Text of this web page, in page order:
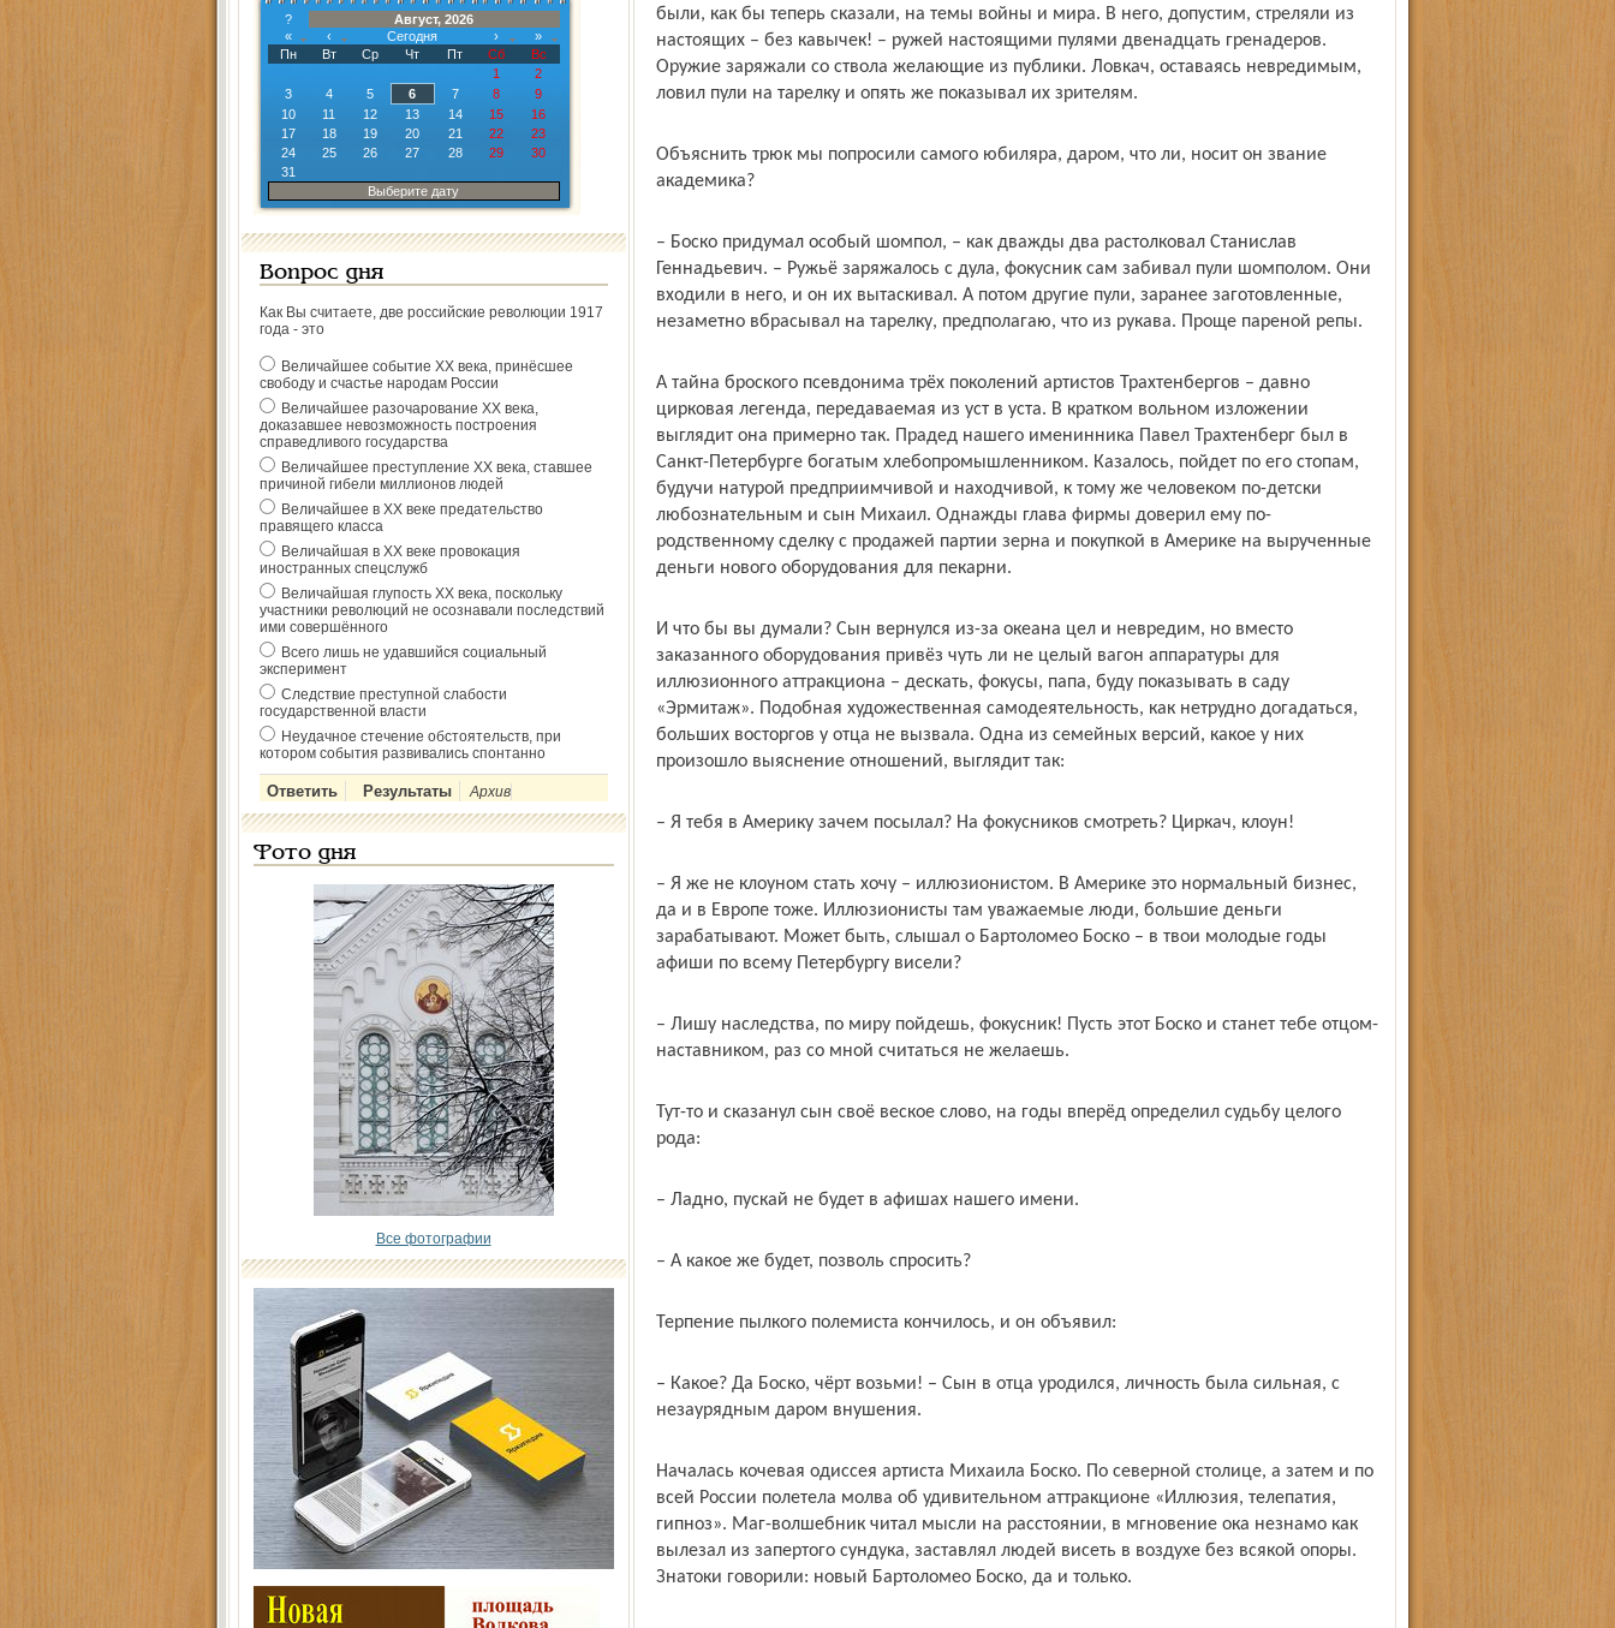
?
Август, 2026
«
‹ Сегодня ›
»
Пн
Вт Ср Чт Пт Сб
Вс
1
2
3
4 5 6 7 8
9
10
11 12 13 14 15
16
17
18 19 20 21 22
23
24
25 26 27 28 29
30
31
Выберите дату
Вопрос дня
Как Вы считаете, две российские революции 1917
года - это
Величайшее событие ХХ века, принёсшее
свободу и счастье народам России
Величайшее разочарование ХХ века,
доказавшее невозможность построения
справедливого государства
Величайшее преступление ХХ века, ставшее
причиной гибели миллионов людей
Величайшее в ХХ веке предательство
правящего класса
Величайшая в ХХ веке провокация
иностранных спецслужб
Величайшая глупость ХХ века, поскольку
участники революций не осознавали последствий
ими совершённого
Всего лишь не удавшийся социальный
эксперимент
Следствие преступной слабости
государственной власти
Неудачное стечение обстоятельств, при
котором события развивались спонтанно
Архив
Фото дня
Все фотографии
были, как бы теперь сказали, на темы войны и мира. В него, допустим, стреляли из
настоящих – без кавычек! – ружей настоящими пулями двенадцать гренадеров.
Оружие заряжали со ствола желающие из публики. Ловкач, оставаясь невредимым,
ловил пули на тарелку и опять же показывал их зрителям.
Объяснить трюк мы попросили самого юбиляра, даром, что ли, носит он звание
академика?
– Боско придумал особый шомпол, – как дважды два растолковал Станислав
Геннадьевич. – Ружьё заряжалось с дула, фокусник сам забивал пули шомполом. Они
входили в него, и он их вытаскивал. А потом другие пули, заранее заготовленные,
незаметно вбрасывал на тарелку, предполагаю, что из рукава. Проще пареной репы.
А тайна броского псевдонима трёх поколений артистов Трахтенбергов – давно
цирковая легенда, передаваемая из уст в уста. В кратком вольном изложении
выглядит она примерно так. Прадед нашего именинника Павел Трахтенберг был в
Санкт-Петербурге богатым хлебопромышленником. Казалось, пойдет по его стопам,
будучи натурой предприимчивой и находчивой, к тому же человеком по-детски
любознательным и сын Михаил. Однажды глава фирмы доверил ему по-
родственному сделку с продажей партии зерна и покупкой в Америке на вырученные
деньги нового оборудования для пекарни.
И что бы вы думали? Сын вернулся из-за океана цел и невредим, но вместо
заказанного оборудования привёз чуть ли не целый вагон аппаратуры для
иллюзионного аттракциона – дескать, фокусы, папа, буду показывать в саду
«Эрмитаж». Подобная художественная самодеятельность, как нетрудно догадаться,
больших восторгов у отца не вызвала. Одна из семейных версий, какое у них
произошло выяснение отношений, выглядит так:
– Я тебя в Америку зачем посылал? На фокусников смотреть? Циркач, клоун!
– Я же не клоуном стать хочу – иллюзионистом. В Америке это нормальный бизнес,
да и в Европе тоже. Иллюзионисты там уважаемые люди, большие деньги
зарабатывают. Может быть, слышал о Бартоломео Боско – в твои молодые годы
афиши по всему Петербургу висели?
– Лишу наследства, по миру пойдешь, фокусник! Пусть этот Боско и станет тебе отцом-
наставником, раз со мной считаться не желаешь.
Тут-то и сказанул сын своё веское слово, на годы вперёд определил судьбу целого
рода:
– Ладно, пускай не будет в афишах нашего имени.
– А какое же будет, позволь спросить?
Терпение пылкого полемиста кончилось, и он объявил:
– Какое? Да Боско, чёрт возьми! – Сын в отца уродился, личность была сильная, с
незаурядным даром внушения.
Началась кочевая одиссея артиста Михаила Боско. По северной столице, а затем и по
всей России полетела молва об удивительном аттракционе «Иллюзия, телепатия,
гипноз». Маг-волшебник читал мысли на расстоянии, в мгновение ока незнамо как
вылезал из запертого сундука, заставлял людей висеть в воздухе без всякой опоры.
Знатоки говорили: новый Бартоломео Боско, да и только.